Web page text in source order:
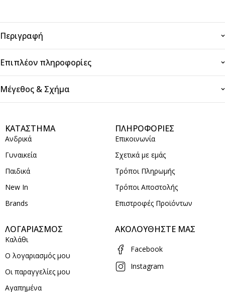
Περιγραφή
Επιπλέον πληροφορίες
Μέγεθος & Σχήμα
ΚΑΤΑΣΤΗΜΑ
Ανδρικά
Γυναικεία
Παιδικά
New In
Brands
ΠΛΗΡΟΦΟΡΙΕΣ
Επικοινωνία
Σχετικά με εμάς
Τρόποι Πληρωμής
Τρόποι Αποστολής
Επιστροφές Προϊόντων
ΛΟΓΑΡΙΑΣΜΟΣ
Καλάθι
Ο λογαριασμός μου
Οι παραγγελίες μου
Αγαπημένα
ΑΚΟΛΟΥΘΗΣΤΕ ΜΑΣ
Facebook
Instagram